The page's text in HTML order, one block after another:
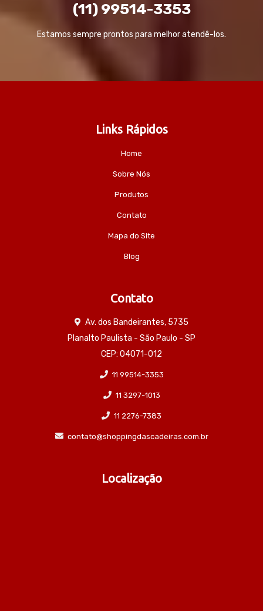
(11) 99514-3353
Estamos sempre prontos para melhor atendê-los.
Links Rápidos
Home
Sobre Nós
Produtos
Contato
Mapa do Site
Blog
Contato
Av. dos Bandeirantes, 5735
Planalto Paulista - São Paulo - SP
CEP: 04071-012
11 99514-3353
11 3297-1013
11 2276-7383
contato@shoppingdascadeiras.com.br
Localização